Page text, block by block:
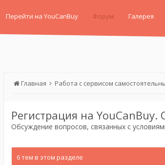
Перейти на YouCanBuy Форум Галерея
Главная Работа с сервисом
Регистрация на
Обсуждение вопросов, связанных с
6 тем в этом разделе